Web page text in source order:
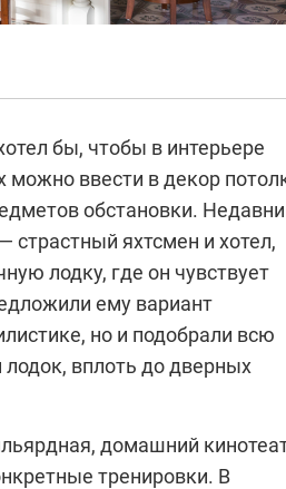
бы, чтобы в интерьере
можно ввести в декор
обстановки.
страстный яхтсмен и хотел,
лодку, где он чувствует
ему вариант
но и подобрали всю
вплоть до дверных
домашний
тренировки. В